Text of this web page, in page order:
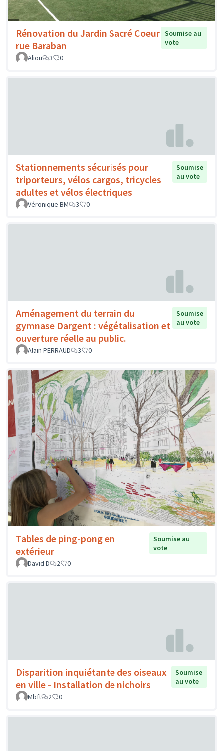
Rénovation du Jardin Sacré Coeur
rue Baraban
Soumise au
vote
Aliou
3 0
Stationnements sécurisés pour
triporteurs, vélos cargos, tricycles
adultes et vélos électriques
Soumise
au vote
Véronique BM 3 0
Aménagement du terrain du
gymnase Dargent : végétalisation et
ouverture réelle au public.
Soumise
au vote
Alain PERRAUD 3 0
Tables de ping-pong en
extérieur
Soumise au
vote
David D
2 0
Disparition inquiétante des oiseaux
en ville - Installation de nichoirs
Soumise
au vote
Mbft
2 0